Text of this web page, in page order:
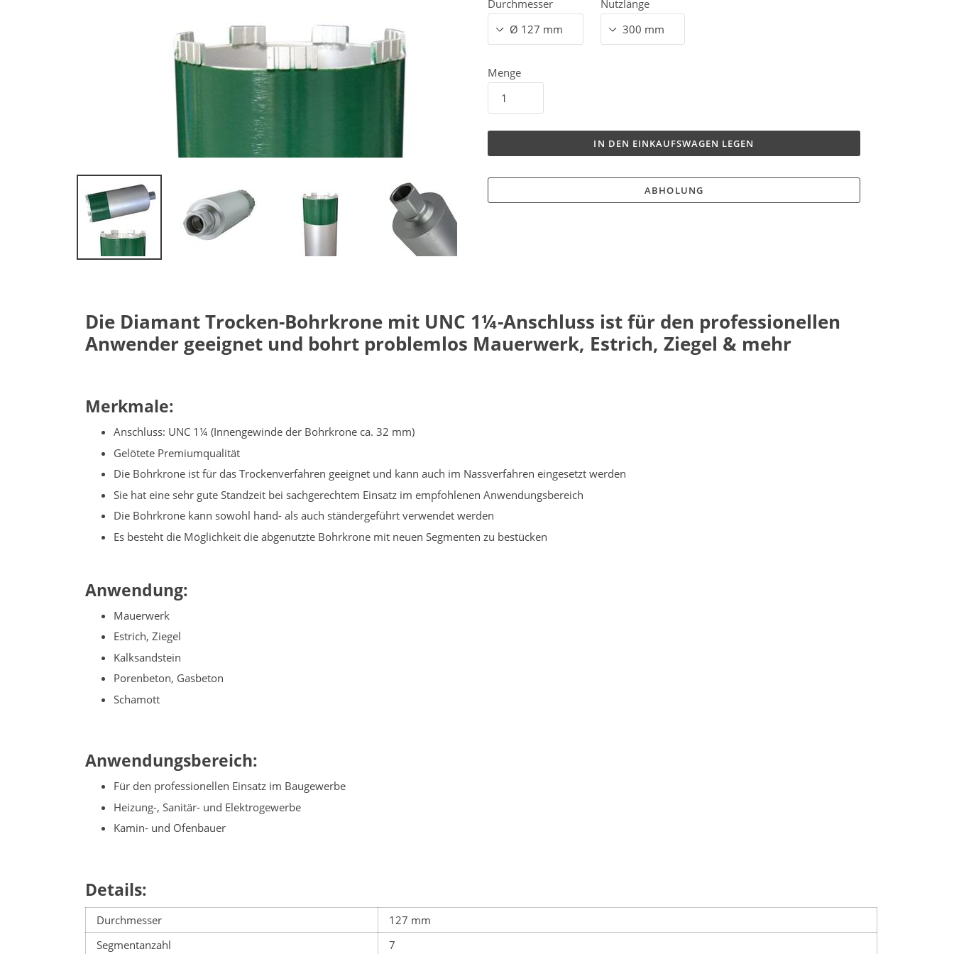
Durchmesser Nutzlänge
Menge
IN DEN EINKAUFSWAGEN LEGEN
ABHOLUNG
Die Diamant Trocken-Bohrkrone mit UNC 1¼-Anschluss ist für den professionellen
Anwender geeignet und bohrt problemlos Mauerwerk, Estrich, Ziegel & mehr
Merkmale:
Anschluss: UNC 1¼ (Innengewinde der Bohrkrone ca. 32 mm)
Gelötete Premiumqualität
Die Bohrkrone ist für das Trockenverfahren geeignet und kann auch im Nassverfahren eingesetzt werden
Sie hat eine sehr gute Standzeit bei sachgerechtem Einsatz im empfohlenen Anwendungsbereich
Die Bohrkrone kann sowohl hand- als auch ständergeführt verwendet werden
Es besteht die Möglichkeit die abgenutzte Bohrkrone mit neuen Segmenten zu bestücken
Anwendung:
Mauerwerk
Estrich, Ziegel
Kalksandstein
Porenbeton, Gasbeton
Schamott
Anwendungsbereich:
Für den professionellen Einsatz im Baugewerbe
Heizung-, Sanitär- und Elektrogewerbe
Kamin- und Ofenbauer
Details:
Durchmesser
127 mm
Segmentanzahl
7